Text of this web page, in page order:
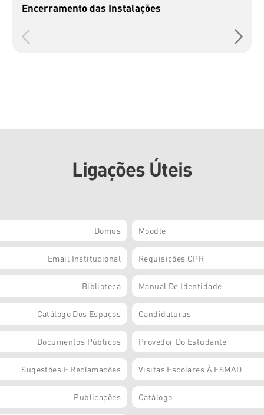
Encerramento das Instalações
Ligações Úteis
Domus Moodle
Email Institucional Requisições CPR
Biblioteca Manual De Identidade
Catálogo Dos Espaços Candidaturas
Documentos Públicos Provedor Do Estudante
Sugestões E Reclamações Visitas Escolares À ESMAD
Publicações Catálogo